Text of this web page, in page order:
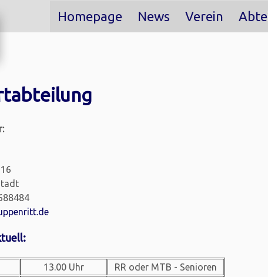
Homepage News Verein
13.00 Uhr
RR oder MTB - Senioren